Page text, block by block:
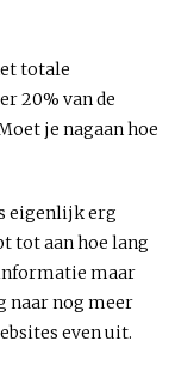
totale
20% van de
je nagaan hoe
eigenlijk erg
tot aan hoe lang
maar
naar nog meer
even uit.